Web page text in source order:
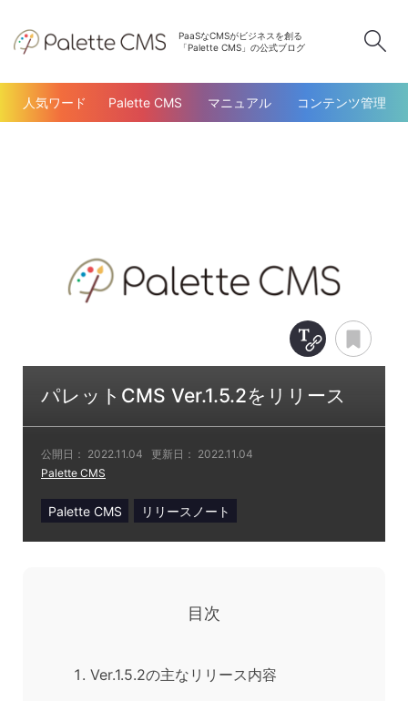
PaaSなCMSがビジネスを創る
「Palette CMS」の公式ブログ
人気ワード Palette CMS マニュアル コンテンツ管理
パレットCMS Ver.1.5.2をリリース
公開日： 2022.11.04 更新日： 2022.11.04
Palette CMS
Copy Title &
Palette CMS リリースノート
目次
Ver.1.5.2の主なリリース内容